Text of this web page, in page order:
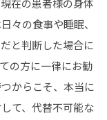
在の患者様の身体
々の食事や睡眠、
と判断した場合に
の方に一律にお勧
からこそ、本当に
て、代替不可能な